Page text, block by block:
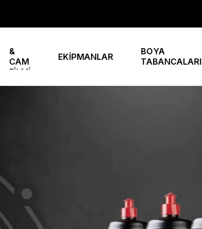
&
CAM
FİLMİ
EKİPMANLAR
BOYA
TABANCALARI